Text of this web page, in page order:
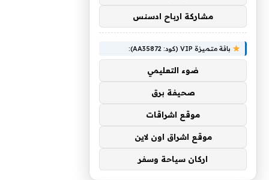
مشاركة ارباح ادسنس
باقة متميزة VIP (كود: AA35872):
ضوء التعليمي
صحيفة برق
موقع اشراقات
موقع اشراق اون لاين
اركان سياحة وسفر